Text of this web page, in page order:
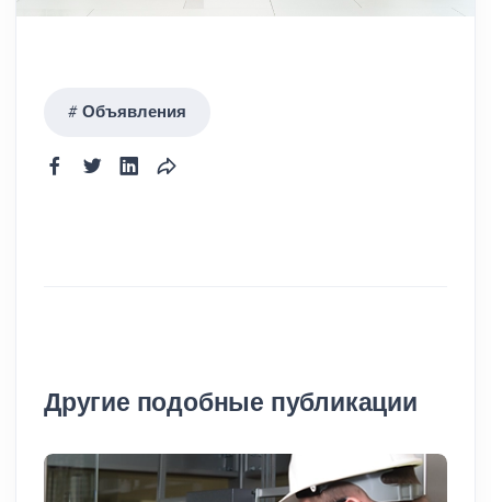
Объявления
Другие подобные публикации